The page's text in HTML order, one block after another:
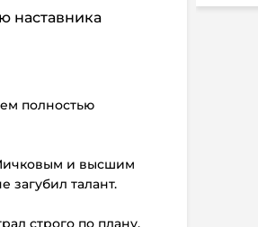
наставника
полностью
и высшим
загубил талант.
строго по плану,